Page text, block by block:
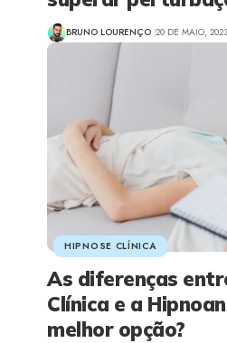
BRUNO LOURENÇO 20 DE MAIO, 2023
HIPNOSE CLÍNICA
As diferenças
Clínica e a
melhor opção?